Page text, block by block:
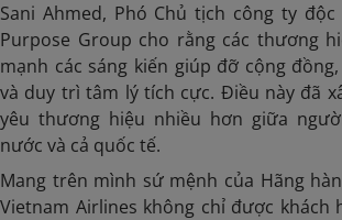
Sani Ahmed, Phó Chủ tịch công ty
Purpose Group cho rằng các thương
mạnh các sáng kiến giúp đỡ cộng
và duy trì tâm lý tích cực. Điều này đã
yêu thương hiệu nhiều hơn giữa
nước và cả quốc tế.
Mang trên mình sứ mệnh của Hãng
Vietnam Airlines không chỉ được khách